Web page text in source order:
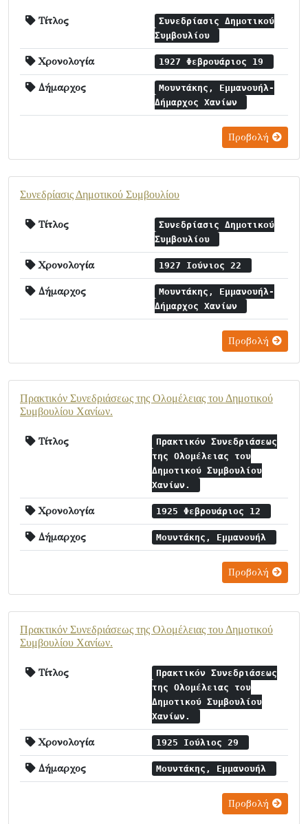
Τίτλος
Συνεδρίασις Δημοτικού
Συμβουλίου
Χρονολογία 1927 Φεβρουάριος 19
Δήμαρχος
Μουντάκης, Εμμανουήλ-
Δήμαρχος Χανίων
Προβολή
Συνεδρίασις Δημοτικού Συμβουλίου
Τίτλος
Συνεδρίασις Δημοτικού
Συμβουλίου
Χρονολογία 1927 Ιούνιος 22
Δήμαρχος
Μουντάκης, Εμμανουήλ-
Δήμαρχος Χανίων
Προβολή
Πρακτικόν Συνεδριάσεως της Ολομέλειας του Δημοτικού
Συμβουλίου Χανίων.
Τίτλος
Πρακτικόν Συνεδριάσεως
της Ολομέλειας του
Δημοτικού Συμβουλίου
Χανίων.
Χρονολογία 1925 Φεβρουάριος 12
Δήμαρχος Μουντάκης, Εμμανουήλ
Προβολή
Πρακτικόν Συνεδριάσεως της Ολομέλειας του Δημοτικού
Συμβουλίου Χανίων.
Τίτλος
Πρακτικόν Συνεδριάσεως
της Ολομέλειας του
Δημοτικού Συμβουλίου
Χανίων.
Χρονολογία 1925 Ιούλιος 29
Δήμαρχος Μουντάκης, Εμμανουήλ
Προβολή